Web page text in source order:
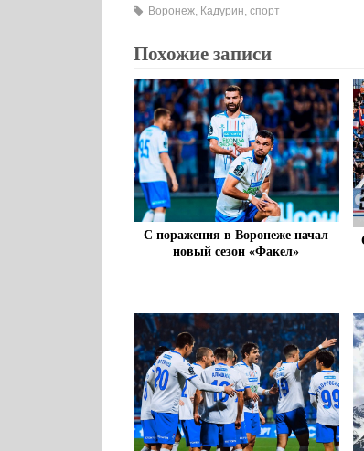
Воронеж, Кадурин, спорт
Похожие записи
С поражения в Воронеже начал
новый сезон «Факел»